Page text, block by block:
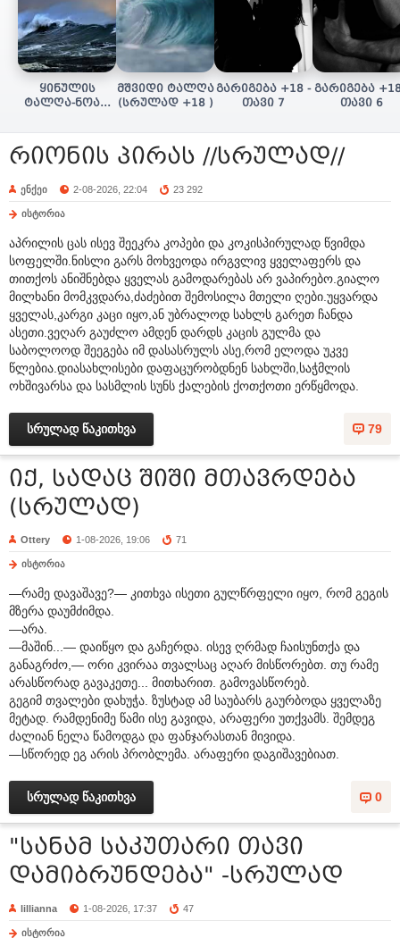
ყინულის
ტალღა-ნოას/
(+18 სრულად)
მშვიდი ტალღა
(სრულად +18 )
გარიგება +18 -
თავი 7
გარიგება
თავი 6
რიონის პირას //სრულად//
ენქეი 2-08-2026, 22:04 23 292
ისტორია
აპრილის ცას ისევ შეეკრა კოპები და კოკისპირულად წვიმდა
სოფელში.ნისლი გარს მოხვეოდა ირგვლივ ყველაფერს და
თითქოს ანიშნებდა ყველას გამოდარებას არ ვაპირებო.გიალო
მილხანი მომკვდარა,ძაძებით შემოსილა მთელი ღები.უყვარდა
ყველას,კარგი კაცი იყო,ან უბრალოდ სახლს გარეთ ჩანდა
ასეთი.ვეღარ გაუძლო ამდენ დარდს კაცის გულმა და
საბოლოოდ შეეგება იმ დასასრულს ასე,რომ ელოდა უკვე
წლებია.დიასახლისები დაფაცურობდნენ სახლში,საჭმლის
ოხშივარსა და სასმლის სუნს ქალების ქოთქოთი ერწყმოდა.
79
სრულად წაკითხვა
იქ, სადაც შიში მთავრდება
(სრულად)
Ottery 1-08-2026, 19:06 71
ისტორია
—რამე დავაშავე?— კითხვა ისეთი გულწრფელი იყო, რომ გეგის
მზერა დაუმძიმდა.
—არა.
—მაშინ...— დაიწყო და გაჩერდა. ისევ ღრმად ჩაისუნთქა და
განაგრძო,— ორი კვირაა თვალსაც აღარ მისწორებთ. თუ რამე
არასწორად გავაკეთე... მითხარით. გამოვასწორებ.
გეგიმ თვალები დახუჭა. ზუსტად ამ საუბარს გაურბოდა ყველაზე
მეტად. რამდენიმე წამი ისე გავიდა, არაფერი უთქვამს. შემდეგ
ძალიან ნელა წამოდგა და ფანჯარასთან მივიდა.
—სწორედ ეგ არის პრობლემა. არაფერი დაგიშავებიათ.
0
სრულად წაკითხვა
"სანამ საკუთარი თავი
დამიბრუნდება" -სრულად
lillianna 1-08-2026, 17:37 47
ისტორია